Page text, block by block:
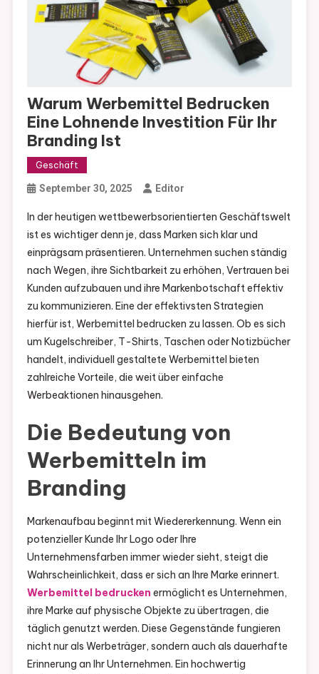
Warum Werbemittel Bedrucken
Eine Lohnende Investition Für Ihr
Branding Ist
Geschäft
September 30, 2025 Editor
In der heutigen wettbewerbsorientierten Geschäftswelt
ist es wichtiger denn je, dass Marken sich klar und
einprägsam präsentieren. Unternehmen suchen ständig
nach Wegen, ihre Sichtbarkeit zu erhöhen, Vertrauen bei
Kunden aufzubauen und ihre Markenbotschaft effektiv
zu kommunizieren. Eine der effektivsten Strategien
hierfür ist, Werbemittel bedrucken zu lassen. Ob es sich
um Kugelschreiber, T-Shirts, Taschen oder Notizbücher
handelt, individuell gestaltete Werbemittel bieten
zahlreiche Vorteile, die weit über einfache
Werbeaktionen hinausgehen.
Die Bedeutung von
Werbemitteln im
Branding
Markenaufbau beginnt mit Wiedererkennung. Wenn ein
potenzieller Kunde Ihr Logo oder Ihre
Unternehmensfarben immer wieder sieht, steigt die
Wahrscheinlichkeit, dass er sich an Ihre Marke erinnert.
Werbemittel bedrucken ermöglicht es Unternehmen,
ihre Marke auf physische Objekte zu übertragen, die
täglich genutzt werden. Diese Gegenstände fungieren
nicht nur als Werbeträger, sondern auch als dauerhafte
Erinnerung an Ihr Unternehmen. Ein hochwertig